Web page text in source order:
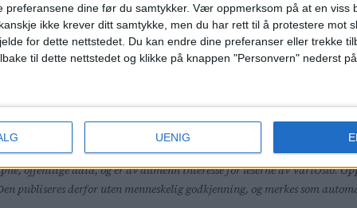
preferansene dine før du samtykker. Vær oppmerksom på at en viss
ikke krever ditt samtykke, men du har rett til å protestere mot
for dette nettstedet. Du kan endre dine preferanser eller trekke
til dette nettstedet og klikke på knappen "Personvern" nederst på
UENIG
Bays vei 76, 3.000.000 kroner 3. Nils Bays vei 78,
på denne listen.
offentlige data, og er av allmenn interesse for leserne av VårtOslo.
publiseres derfor uten menneskelig godkjenning, og merkes som